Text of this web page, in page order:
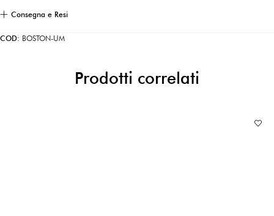
COD: BOSTON-UM
Consegna e Resi
Prodotti correlati